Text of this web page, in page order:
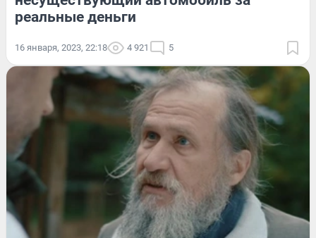
реальные деньги
16 января, 2023, 22:18 4 921 5